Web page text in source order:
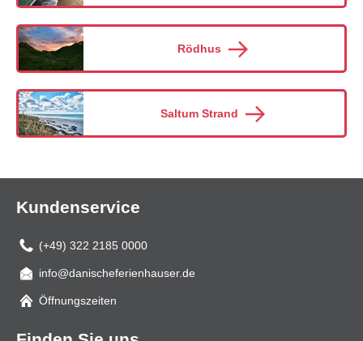
Rödhus
Saltum Strand
Kundenservice
(+49) 322 2185 0000
Mail
info@danischeferienhauser.de
Öffnungszeiten